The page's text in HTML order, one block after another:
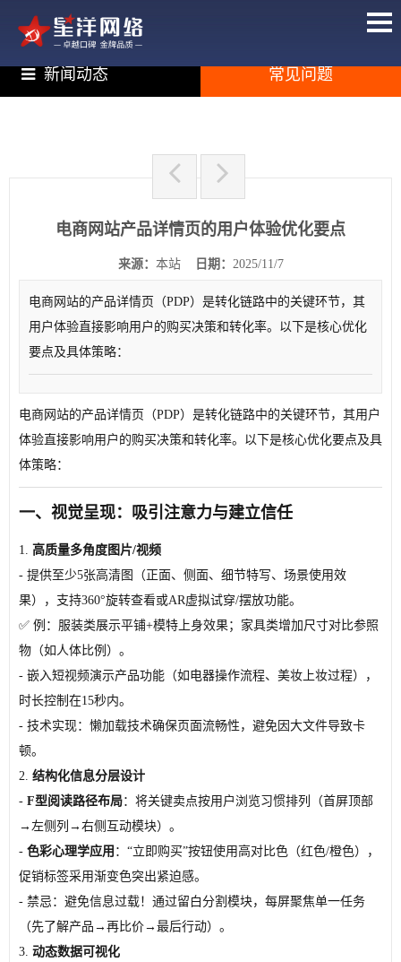
新闻动态 常见问题
电商网站产品详情页的用户体验优化要点
来源： 本站 日期： 2025/11/7
电商网站的产品详情页（PDP）是转化链路中的关键环节，其
用户体验直接影响用户的购买决策和转化率。以下是核心优化
要点及具体策略：
电商网站的产品详情页（PDP）是转化链路中的关键环节，其用户
体验直接影响用户的购买决策和转化率。以下是核心优化要点及具
体策略：
一、视觉呈现：吸引注意力与建立信任
1. 高质量多角度图片/视频
- 提供至少5张高清图（正面、侧面、细节特写、场景使用效
果），支持360°旋转查看或AR虚拟试穿/摆放功能。
✅ 例：服装类展示平铺+模特上身效果；家具类增加尺寸对比参照
物（如人体比例）。
- 嵌入短视频演示产品功能（如电器操作流程、美妆上妆过程），
时长控制在15秒内。
- 技术实现：懒加载技术确保页面流畅性，避免因大文件导致卡
顿。
2. 结构化信息分层设计
- F型阅读路径布局：将关键卖点按用户浏览习惯排列（首屏顶部
→左侧列→右侧互动模块）。
- 色彩心理学应用 ：“立即购买”按钮使用高对比色（红色/橙色），
促销标签采用渐变色突出紧迫感。
- 禁忌 ：避免信息过载！通过留白分割模块，每屏聚焦单一任务
（先了解产品→再比价→最后行动）。
3. 动态数据可视化